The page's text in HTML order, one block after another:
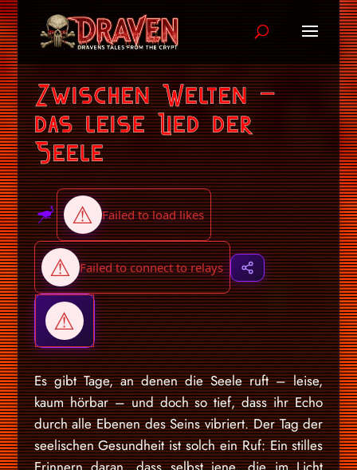
Zwischen Welten –
das leise Lied der
Seele
Es gibt Tage, an denen die Seele ruft – leise,
kaum hörbar – und doch so tief, dass ihr Echo
durch alle Ebenen des Seins vibriert. Der Tag der
seelischen Gesundheit ist solch ein Ruf: Ein stilles